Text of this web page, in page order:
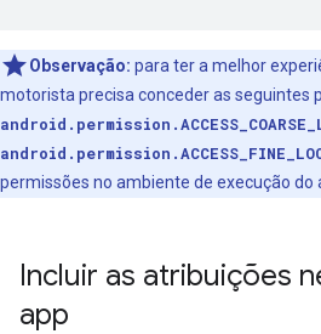
Observação: para ter a melhor
motorista precisa conceder as seguintes
permissões no ambiente de execução do
Incluir as atribuições
app